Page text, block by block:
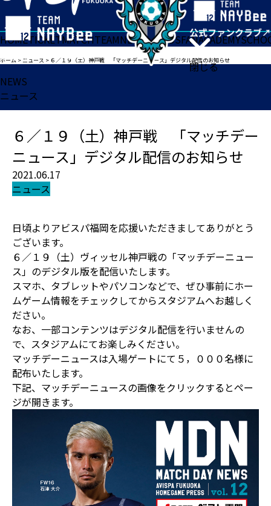
閉じる
HOMETICKETMATCHTEAMNEWSGOODSFANACADEMY
ホーム >ニュース > ６／１９（土）神戸戦 「マッチデーニュース」デジタル配信のお知らせ
NEWS
ニュース
６／１９（土）神戸戦 「マッチデー
ニュース」デジタル配信のお知らせ
2021.06.17
ニュース
日頃よりアビスパ福岡を応援いただきましてありがとう
ございます。
６／１９（土）ヴィッセル神戸戦の「マッチデーニュー
ス」のデジタル版を配信いたします。
スマホ、タブレットやパソコンなどで、ぜひ事前にホー
ムゲーム情報をチェックしてからスタジアムへお越しく
ださい。
なお、一部コンテンツはデジタル配信を行いませんの
で、スタジアムにてお楽しみください。
マッチデーニュースは入場ゲートにて５，０００名様に
配布いたします。
下記、マッチデーニュースの画像をクリックするとペー
ジが開きます。